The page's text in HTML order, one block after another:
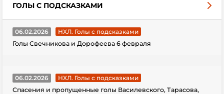
ГОЛЫ С ПОДСКАЗКАМИ
06.02.2026
НХЛ. Голы с подсказками
Голы Свечникова и Дорофеева 6 февраля
06.02.2026
НХЛ. Голы с подсказками
Спасения и пропущенные голы Василевского, Тарасова,